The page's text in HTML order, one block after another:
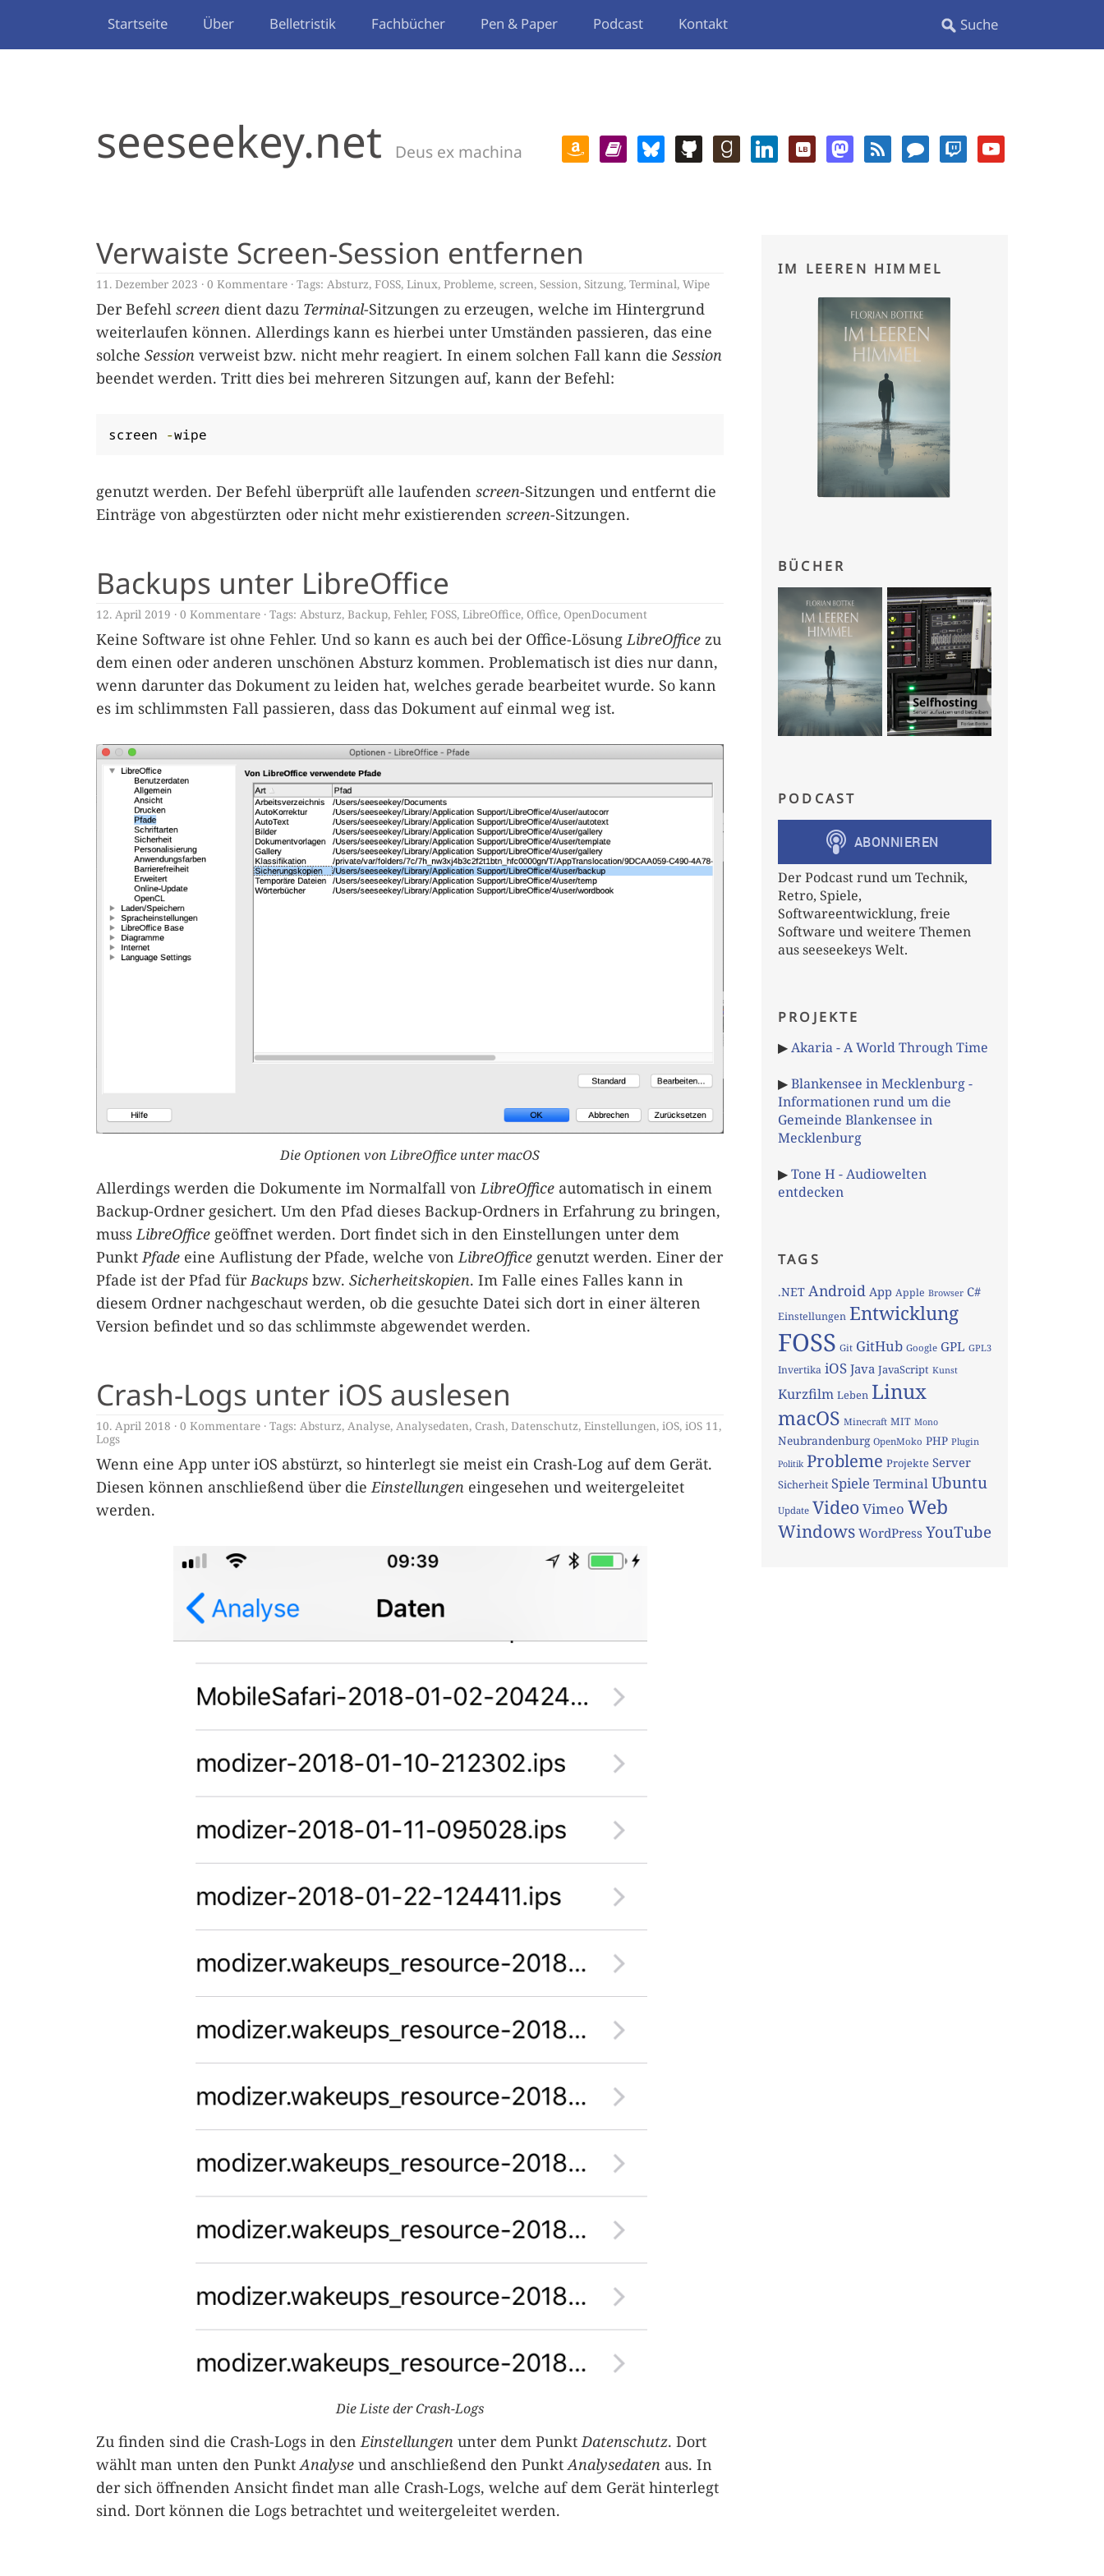
Startseite Über Belletristik Fachbücher Pen & Paper Podcast Kontakt
seeseekey.net Deus ex machina
Verwaiste Screen-Session entfernen
11. Dezember 2023 0 Kommentare Tags: Absturz, FOSS, Linux, Probleme, screen, Session, Sitzung, Terminal, Wipe
Der Befehl screen dient dazu Terminal-Sitzungen zu erzeugen, welche im Hintergrund
weiterlaufen können. Allerdings kann es hierbei unter Umständen passieren, das eine
solche Session verweist bzw. nicht mehr reagiert. In einem solchen Fall kann die Session
beendet werden. Tritt dies bei mehreren Sitzungen auf, kann der Befehl:
screen -wipe
genutzt werden. Der Befehl überprüft alle laufenden screen-Sitzungen und entfernt die
Einträge von abgestürzten oder nicht mehr existierenden screen-Sitzungen.
Backups unter LibreOffice
12. April 2019 0 Kommentare Tags: Absturz, Backup, Fehler, FOSS, LibreOffice, Office, OpenDocument
Keine Software ist ohne Fehler. Und so kann es auch bei der Office-LösungLibreOffice zu
dem einen oder anderen unschönen Absturz kommen. Problematisch ist dies nur dann,
wenn darunter das Dokument zu leiden hat, welches gerade bearbeitet wurde. So kann
es im schlimmsten Fall passieren, dass das Dokument auf einmal weg ist.
Die Optionen von LibreOffice unter macOS
Allerdings werden die Dokumente im Normalfall von LibreOffice automatisch in einem
Backup-Ordner gesichert. Um den Pfad dieses Backup-Ordners in Erfahrung zu bringen,
muss LibreOffice geöffnet werden. Dort findet sich in den Einstellungen unter dem
Punkt Pfade eine Auflistung der Pfade, welche von LibreOffice genutzt werden. Einer der
Pfade ist der Pfad für Backups bzw. Sicherheitskopien. Im Falle eines Falles kann in
diesem Ordner nachgeschaut werden, ob die gesuchte Datei sich dort in einer älteren
Version befindet und so das schlimmste abgewendet werden.
Crash-Logs unter iOS auslesen
10. April 2018 0 Kommentare Tags: Absturz, Analyse, Analysedaten, Crash, Datenschutz, Einstellungen, iOS, iOS 11 ,
Logs
Wenn eine App unter iOS abstürzt, so hinterlegt sie meist ein Crash-Log auf dem Gerät.
Diesen können anschließend über die Einstellungen eingesehen und weitergeleitet
werden.
Die Liste der Crash-Logs
Zu finden sind die Crash-Logs in den Einstellungen unter dem Punkt Datenschutz. Dort
wählt man unten den Punkt Analyse und anschließend den Punkt Analysedaten aus. In
der sich öffnenden Ansicht findet man alle Crash-Logs, welche auf dem Gerät hinterlegt
sind. Dort können die Logs betrachtet und weitergeleitet werden.
IM LEEREN HIMMEL
BÜCHER
PODCAST
Der Podcast rund um Technik,
Retro, Spiele,
Softwareentwicklung, freie
Software und weitere Themen
aus seeseekeys Welt.
PROJEKTE
▶Akaria - A World Through Time
▶Blankensee in Mecklenburg -
Informationen rund um die
Gemeinde Blankensee in
Mecklenburg
▶Tone H - Audiowelten
entdecken
TAGS
.NET Android App Apple Browser C#
Einstellungen Entwicklung
FOSS Git GitHub Google GPL GPL3
Invertika iOS Java JavaScript Kunst
Kurzfilm Leben Linux
macOS Minecraft MIT Mono
Neubrandenburg OpenMoko PHP Plugin
Politik Probleme Projekte Server
Sicherheit Spiele TerminalUbuntu
Update VideoVimeo Web
Windows WordPress YouTube